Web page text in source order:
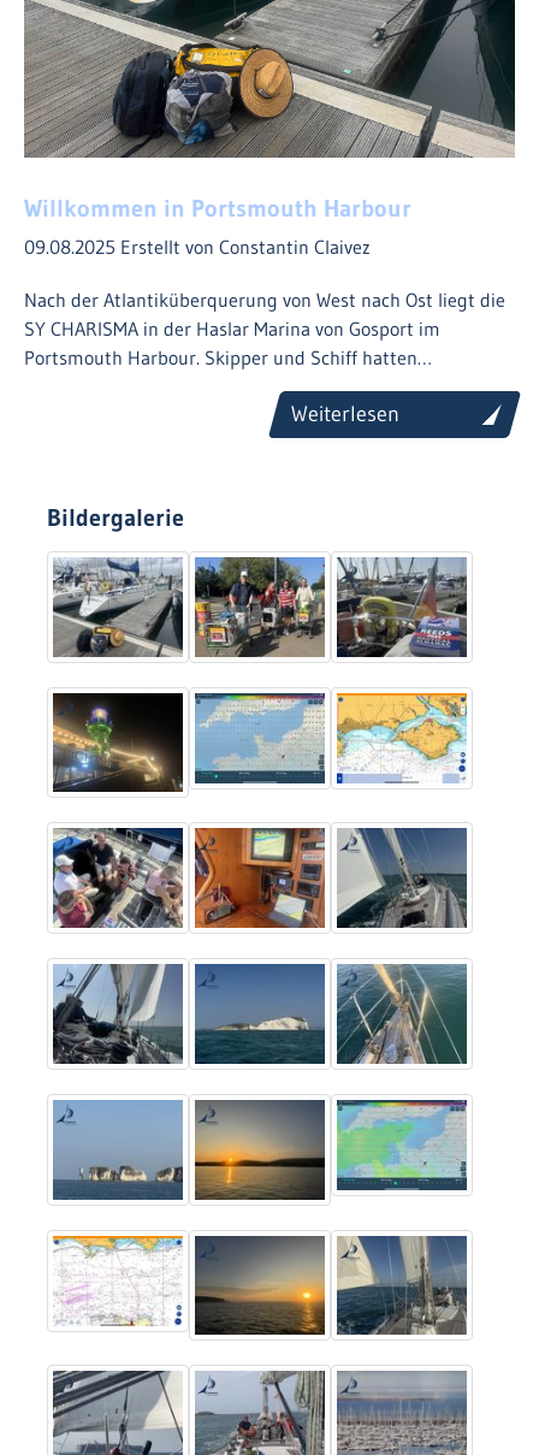
Willkommen in Portsmouth Harbour
09.08.2025 Erstellt von Constantin Claivez
Nach der Atlantiküberquerung von West nach Ost liegt die
SY CHARISMA in der Haslar Marina von Gosport im
Portsmouth Harbour. Skipper und Schiff hatten…
Weiterlesen
Bildergalerie